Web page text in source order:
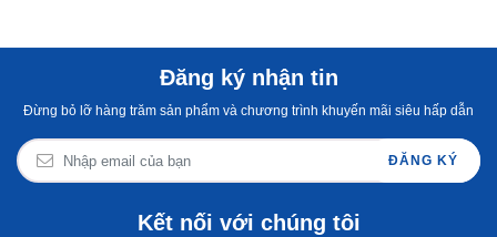
Đăng ký nhận tin
Đừng bỏ lỡ hàng trăm sản phẩm và chương trình khuyến mãi siêu hấp dẫn
ĐĂNG KÝ
Kết nối với chúng tôi